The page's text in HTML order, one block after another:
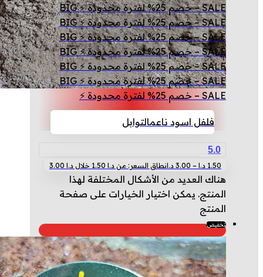
SALE – خصم 25% لفترة محدودة ⚡ BIG
SALE – خصم 25% لفترة محدودة ⚡ BIG
SALE – خصم 25% لفترة محدودة ⚡ BIG
SALE – خصم 25% لفترة محدودة ⚡ BIG
SALE – خصم 25% لفترة محدودة ⚡ BIG
SALE – خصم 25% لفترة محدودة ⚡ BIG
SALE – خصم 25% لفترة محدودة ⚡
فلفل اسود ناعمالتوابل
5.0
1.50 د.ا –
3.00 د.انطاق السعر: من ⁦1.50 د.ا⁩ خلال ⁦3.00 د.ا⁩
هناك العديد من الأشكال المختلفة لهذا
المنتج. يمكن اختيار الخيارات على صفحة
المنتج
تخفيض!